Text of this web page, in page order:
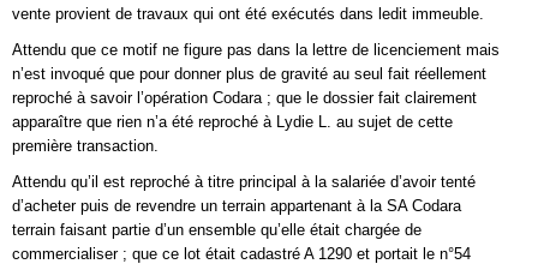
vente provient de travaux qui ont été exécutés dans ledit immeuble.
Attendu que ce motif ne figure pas dans la lettre de licenciement mais
n’est invoqué que pour donner plus de gravité au seul fait réellement
reproché à savoir l’opération Codara ; que le dossier fait clairement
apparaître que rien n’a été reproché à Lydie L. au sujet de cette
première transaction.
Attendu qu’il est reproché à titre principal à la salariée d’avoir tenté
d’acheter puis de revendre un terrain appartenant à la SA Codara
terrain faisant partie d’un ensemble qu’elle était chargée de
commercialiser ; que ce lot était cadastré A 1290 et portait le n°54